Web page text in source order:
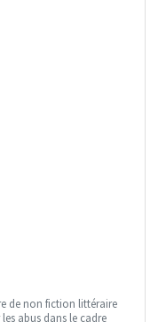
de non fiction littéraire
abus dans le cadre